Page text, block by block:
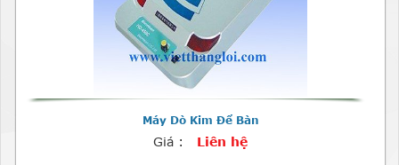
Máy Dò Kim Để Bàn
Giá : Liên hệ